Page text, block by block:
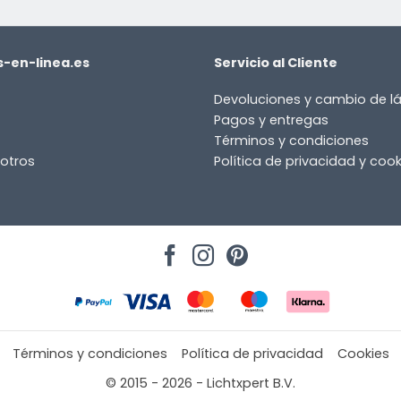
en-linea.es Servicio al Cliente
Devoluciones y cambio de
Pagos y entregas
Términos y condiciones
Política de privacidad y
Términos y condiciones Política de privacidad
Cookies
© 2015 - 2026 - Lichtxpert B.V.